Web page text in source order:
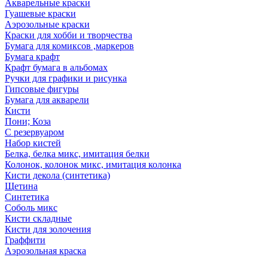
Акварельные краски
Гуашевые краски
Аэрозольные краски
Краски для хобби и творчества
Бумага для комиксов ,маркеров
Бумага крафт
Крафт бумага в альбомах
Ручки для графики и рисунка
Гипсовые фигуры
Бумага для акварели
Кисти
Пони; Коза
С резервуаром
Набор кистей
Белка, белка микс, имитация белки
Колонок, колонок микс, имитация колонка
Кисти декола (синтетика)
Щетина
Синтетика
Соболь микс
Кисти складные
Кисти для золочения
Граффити
Аэрозольная краска